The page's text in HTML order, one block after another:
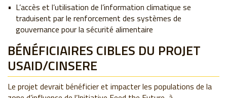
L’accès et l’utilisation de l’information climatique se
traduisent par le renforcement des systèmes de
gouvernance pour la sécurité alimentaire
BÉNÉFICIAIRES CIBLES DU PROJET
USAID/CINSERE
Le projet devrait bénéficier et impacter les populations de la